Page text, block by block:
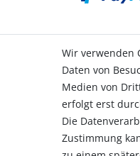
Einkaufen
Versandarten
Vertrag
Wir verwenden
Daten von
Medien von
erfolgt erst
Die
Zustimmung